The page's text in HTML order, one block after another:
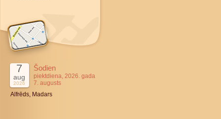
7
aug
2026
Šodien
piektdiena, 2026. gada
7. augusts
Alfrēds, Madars